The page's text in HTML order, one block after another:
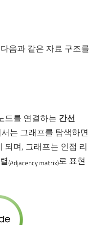
음과 같은 자료 구조를
드를 연결하는 간선
는 그래프를 탐색하면
되며, 그래프는 인접 리
(Adjacency matrix)로 표현